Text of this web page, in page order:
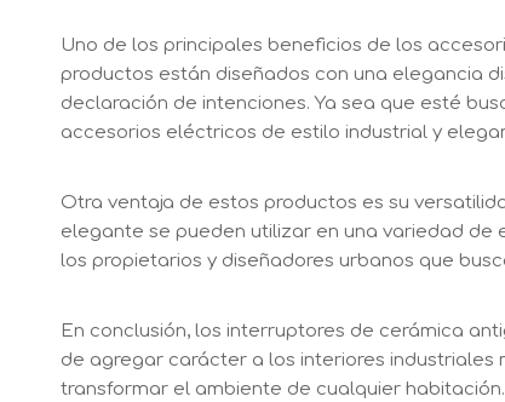
Uno de los principales beneficios de los
productos están diseñados con una elegancia
declaración de intenciones. Ya sea que esté
accesorios eléctricos de estilo industrial y
Otra ventaja de estos productos es su
elegante se pueden utilizar en una variedad de
los propietarios y diseñadores urbanos que
En conclusión, los interruptores de cerámica
de agregar carácter a los interiores
transformar el ambiente de cualquier